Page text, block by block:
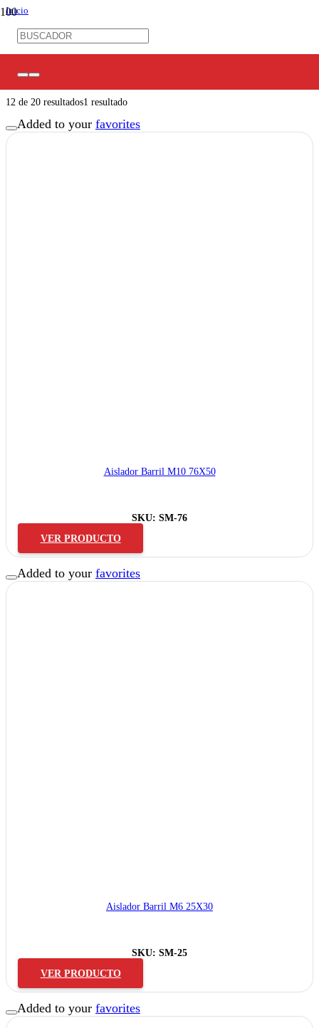
Inicio
/
Ferretería Eléctrica
Aisladores Eléctricos
Aisladores Eléctricos
12 de 20 resultados1 resultado
Added to your favorites
Aislador Barril M10 76X50
SKU: SM-76
VER PRODUCTO
Added to your favorites
Aislador Barril M6 25X30
SKU: SM-25
VER PRODUCTO
Added to your favorites